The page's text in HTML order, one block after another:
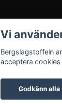
Vi
Bergslagstoffeln
acceptera
Godkänn alla